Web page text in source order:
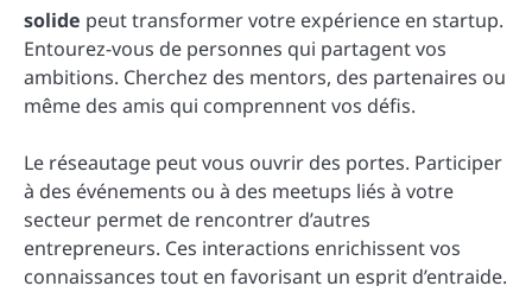
solide peut transformer votre expérience en startup.
Entourez-vous de personnes qui partagent vos
ambitions. Cherchez des mentors, des partenaires ou
même des amis qui comprennent vos défis.
Le réseautage peut vous ouvrir des portes. Participer
à des événements ou à des meetups liés à votre
secteur permet de rencontrer d’autres
entrepreneurs. Ces interactions enrichissent vos
connaissances tout en favorisant un esprit d’entraide.